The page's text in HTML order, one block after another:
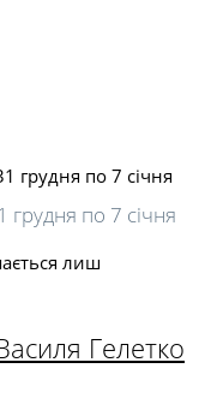
грудня по 7 січня
лиш
Гелетко